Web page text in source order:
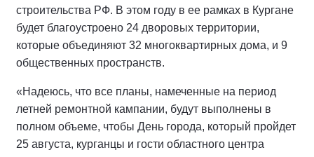
строительства РФ. В этом году в ее рамках в Кургане
будет благоустроено 24 дворовых территории,
которые объединяют 32 многоквартирных дома, и 9
общественных пространств.
«Надеюсь, что все планы, намеченные на период
летней ремонтной кампании, будут выполнены в
полном объеме, чтобы День города, который пройдет
25 августа, курганцы и гости областного центра